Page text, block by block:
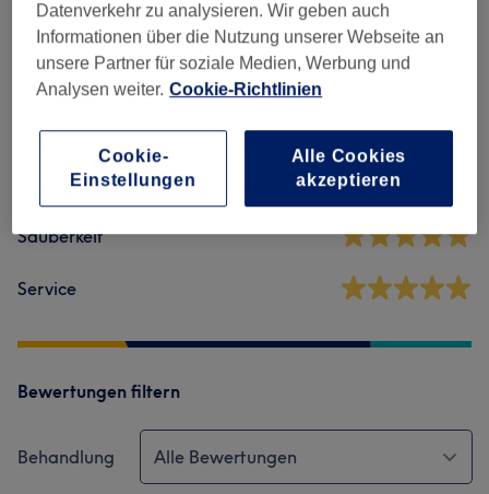
Salonbewertungen
4,8 71 Bewertungen
Ambiente
Sauberkeit
Service
Bewertungen filtern
Behandlung Alle Bewertungen
Datenverkehr zu analysieren. Wir geben auch
Informationen über die Nutzung unserer Webseite an
unsere Partner für soziale Medien, Werbung und
Analysen weiter. Cookie-Richtlinien
Alle Cookies
akzeptieren
Cookie-
Einstellungen